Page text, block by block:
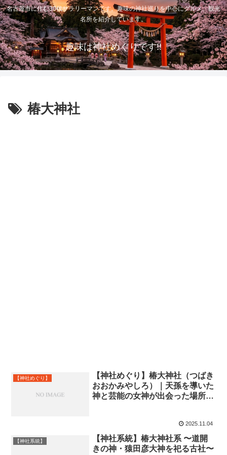
名古屋市に住む30代サラリーマンです。趣味の神社巡りを中心にグルメ、観光
名所を紹介しています。
趣味は神社めぐりです!!
椿大神社
【神社めぐり】
【神社めぐり】椿大神社（つばき
おおかみやしろ）｜天孫を導いた
神と芸能の女神が出会った場所
2025.11.04
【神社系統】
【神社系統】椿大神社系 〜道開
きの神・猿田彦大神を祀る古社〜